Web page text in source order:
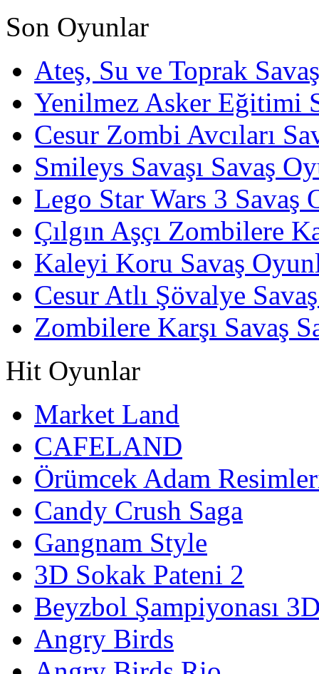
Son Oyunlar
Ateş, Su ve Toprak
Yenilmez Asker Eğitimi
Cesur Zombi Avcıları
Smileys Savaşı Savaş
Lego Star Wars 3 Savaş
Çılgın Aşçı Zombilere
Kaleyi Koru Savaş
Cesur Atlı Şövalye
Zombilere Karşı Savaş
Hit Oyunlar
Market Land
CAFELAND
Örümcek Adam
Candy Crush Saga
Gangnam Style
3D Sokak Pateni 2
Beyzbol Şampiyonası
Angry Birds